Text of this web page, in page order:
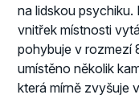
na lidskou
vnitřek místnosti
pohybuje v rozmezí
umístěno několik
která mírně zvyšuje